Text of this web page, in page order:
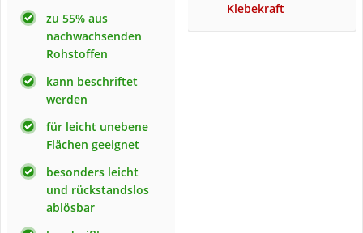
zu 55% aus
nachwachsenden
Rohstoffen
kann beschriftet
werden
für leicht unebene
Flächen geeignet
besonders leicht
und rückstandslos
ablösbar
Klebekraft